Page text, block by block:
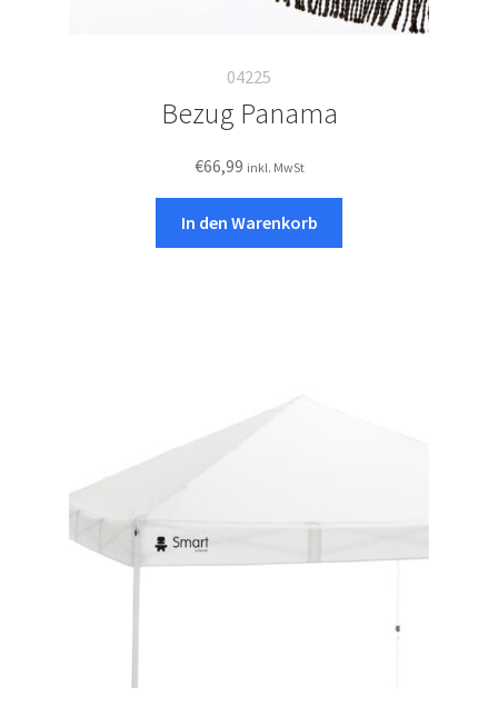
04225
Bezug Panama
€66,99 inkl. MwSt
In den Warenkorb